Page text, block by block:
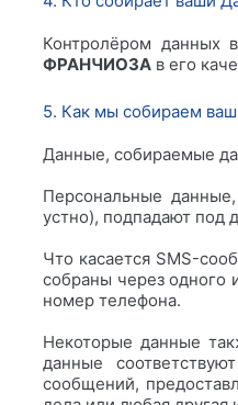
Контролёром данных
ФРАНЧИОЗА в его
5. Как мы собираем
Данные, собираемые
Персональные
устно), подпадают под
Что касается SMS-
собраны через
номер телефона.
Некоторые данные
данные
сообщений,